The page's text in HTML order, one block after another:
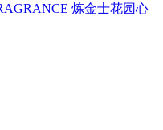
炼金士花园心